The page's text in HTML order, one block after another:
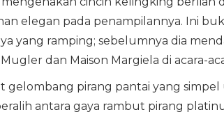
elegan pada penampilannya. Ini
yang ramping; sebelumnya dia
dan Maison Margiela di acara-
gelombang pirang pantai yang
antara gaya rambut pirang